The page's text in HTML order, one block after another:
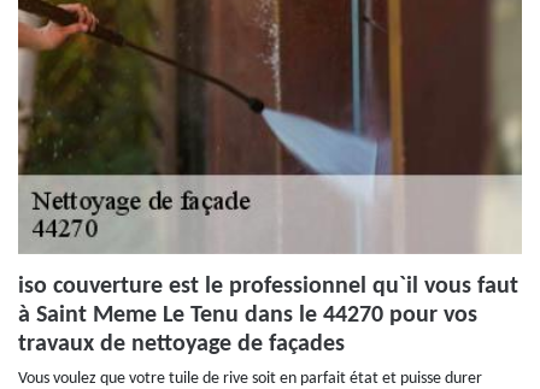
iso couverture est le professionnel qu`il vous faut
à Saint Meme Le Tenu dans le 44270 pour vos
travaux de nettoyage de façades
Vous voulez que votre tuile de rive soit en parfait état et puisse durer